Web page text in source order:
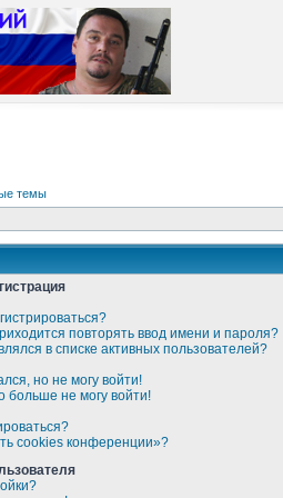
темы
повторять ввод имени и пароля?
в списке активных пользователей?
но не могу войти!
больше не могу войти!
cookies конференции»?